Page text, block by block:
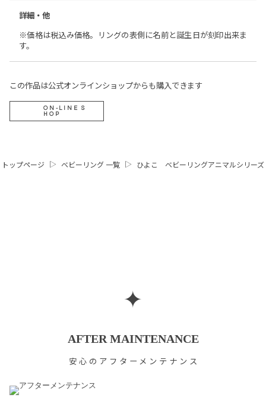
詳細・他
※価格は税込み価格。リングの表側に名前と誕生日が刻印出来ま
す。
この作品は公式オンラインショップからも購入できます
ON-LINE S
HOP
トップページ ベビーリング 一覧 ひよこ ベビーリングアニマルシリーズ
✦
AFTER MAINTENANCE
安心のアフターメンテナンス